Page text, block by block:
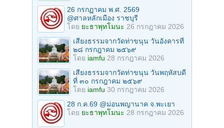
26 กรกฏาคม พ.ศ. 2569
@ศาลหลักเมือง ราชบุรี
โดย ยะธาพุทโมนะ 26 กรกฎาคม 2026
เสียงธรรมจากวัดท่าขนุน วันอังคารที่
๒๘ กรกฎาคม ๒๕๖๙
โดย iamfu 28 กรกฎาคม 2026
เสียงธรรมจากวัดท่าขนุน วันพฤหัสบดี
ที่ ๓๐ กรกฎาคม ๒๕๖๙
โดย iamfu 30 กรกฎาคม 2026
28 ก.ค.69 @ม่อนพญานาค จ.พะเยา
โดย ยะธาพุทโมนะ 28 กรกฎาคม 2026